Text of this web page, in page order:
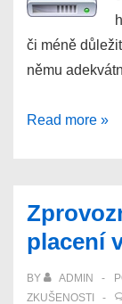
či méně
němu
Jak
pevnému
disku
počítače
Read more »
placení
BY ADMIN
ZKUŠENOSTI